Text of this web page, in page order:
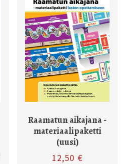
Raamatun aikajana -
materiaalipaketti
(uusi)
12,50 €